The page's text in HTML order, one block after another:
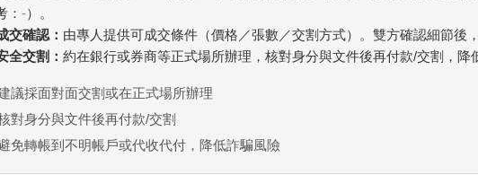
：-）。
交確認： 由專人提供可成交條件（價格／張數／交割方式）。雙方確認細節後
全交割：約在銀行或券商等正式場所辦理，核對身分與文件後再付款/交割，降
議採面對面交割或在正式場所辦理
對身分與文件後再付款/交割
免轉帳到不明帳戶或代收代付，降低詐騙風險